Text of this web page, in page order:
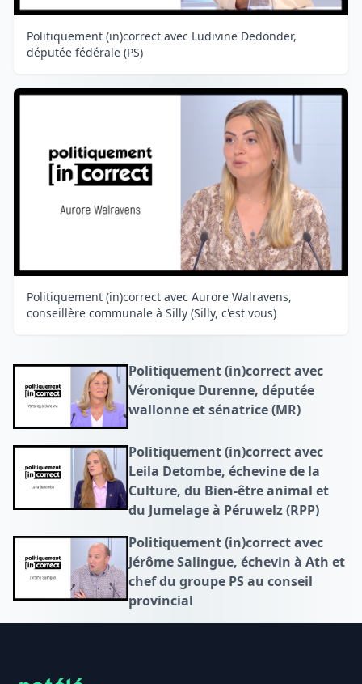
Politiquement (in)correct avec Ludivine Dedonder,
députée fédérale (PS)
Politiquement (in)correct avec Aurore Walravens,
conseillère communale à Silly (Silly, c'est vous)
Politiquement (in)correct avec
Véronique Durenne, députée
wallonne et sénatrice (MR)
Politiquement (in)correct avec
Leila Detombe, échevine de la
Culture, du Bien-être animal et
du Jumelage à Péruwelz (RPP)
Politiquement (in)correct avec
Jérôme Salingue, échevin à Ath et
chef du groupe PS au conseil
provincial